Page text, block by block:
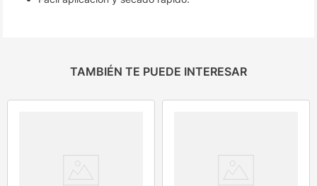
TAMBIÉN TE PUEDE INTERESAR